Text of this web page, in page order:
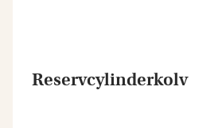
Reservcylinderkolv